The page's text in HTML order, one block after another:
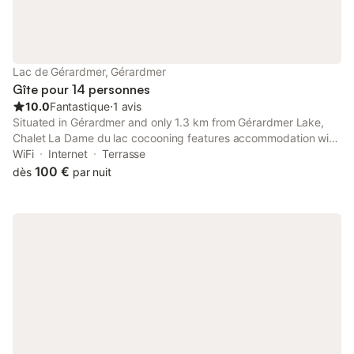
vaisselle, plaques vitro-céramique, hotte aspirante, machine à
laver,... ~ Salle de bain Lavabo avec douche ~ 2 wc : 1 à l'éta
Lac de Gérardmer, Gérardmer
Gîte pour 14 personnes
10.0Fantastique⋅1 avis
Situated in Gérardmer and only 1.3 km from Gérardmer Lake,
Chalet La Dame du lac cocooning features accommodation with
lake views, free WiFi and free private parking. With garden
views, this accommodation provides a patio.
WiFi Internet
Terrasse
dès 100 € par nuit